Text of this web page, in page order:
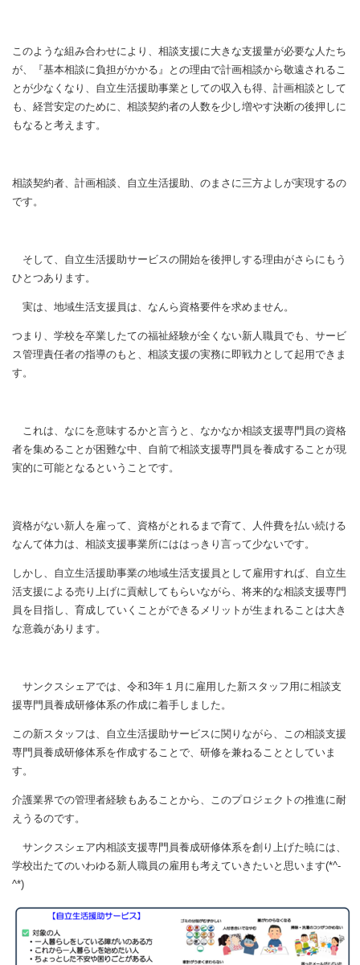
このような組み合わせにより、相談支援に大きな支援量が必要な人たち
が、『基本相談に負担がかかる』との理由で計画相談から敬遠されるこ
とが少なくなり、自立生活援助事業としての収入も得、計画相談として
も、経営安定のために、相談契約者の人数を少し増やす決断の後押しに
もなると考えます。
相談契約者、計画相談、自立生活援助、のまさに三方よしが実現するの
です。
そして、自立生活援助サービスの開始を後押しする理由がさらにもう
ひとつあります。
実は、地域生活支援員は、なんら資格要件を求めません。
つまり、学校を卒業したての福祉経験が全くない新人職員でも、サービ
ス管理責任者の指導のもと、相談支援の実務に即戦力として起用できま
す。
これは、なにを意味するかと言うと、なかなか相談支援専門員の資格
者を集めることが困難な中、自前で相談支援専門員を養成することが現
実的に可能となるということです。
資格がない新人を雇って、資格がとれるまで育て、人件費を払い続ける
なんて体力は、相談支援事業所にははっきり言って少ないです。
しかし、自立生活援助事業の地域生活支援員として雇用すれば、自立生
活支援による売り上げに貢献してもらいながら、将来的な相談支援専門
員を目指し、育成していくことができるメリットが生まれることは大き
な意義があります。
サンクスシェアでは、令和3年１月に雇用した新スタッフ用に相談支
援専門員養成研修体系の作成に着手しました。
この新スタッフは、自立生活援助サービスに関りながら、この相談支援
専門員養成研修体系を作成することで、研修を兼ねることとしていま
す。
介護業界での管理者経験もあることから、このプロジェクトの推進に耐
えうるのです。
サンクスシェア内相談支援専門員養成研修体系を創り上げた暁には、
学校出たてのいわゆる新人職員の雇用も考えていきたいと思います(*^-
^*)